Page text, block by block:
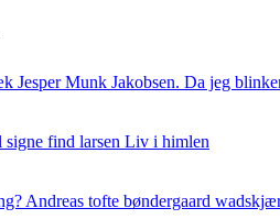
Da jeg
Liv i himlen